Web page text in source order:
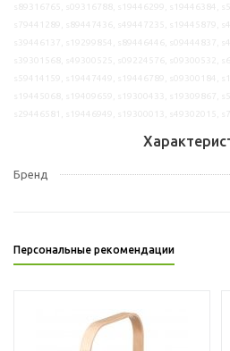
Бренд
Персональные рекомендации